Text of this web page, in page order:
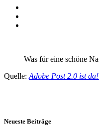
Was für eine schöne
Quelle: Adobe Post 2.0 ist
Neueste Beiträge